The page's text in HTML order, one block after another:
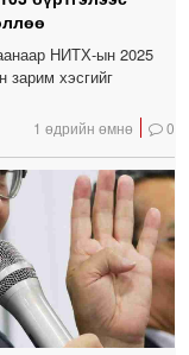
НИТХ-ын 2025
зарим хэсгийг
1 өдрийн өмнө 0